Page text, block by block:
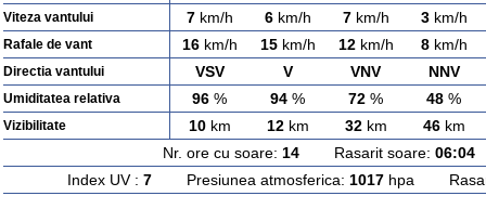
Viteza vantului 7km/h 6km/h 7km/h 3km/h
Rafale de vant 16km/h 15km/h 12km/h 8km/h
Directia vantului VSV V VNV NNV
Umiditatea relativa 96 % 94 % 72 % 48 %
Vizibilitate 10km 12km 32km 46km
Nr. ore cu soare: 14Rasarit soare: 06:04
Index UV : 7Presiunea atmosferica: 1017hpa